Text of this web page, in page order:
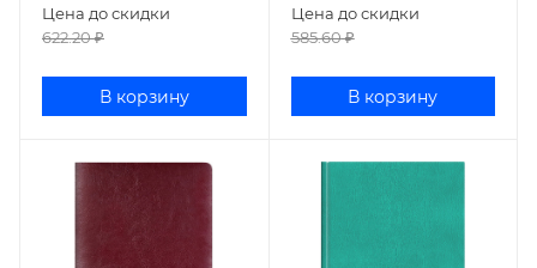
Цена до скидки
622.20₽
В корзину
Цена до скидки
585.60₽
В корзину